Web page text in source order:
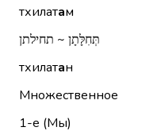
тхилатам
תְּחִלָּתָן ~ תחילתן
тхилатан
Множественное
1-е (Мы)